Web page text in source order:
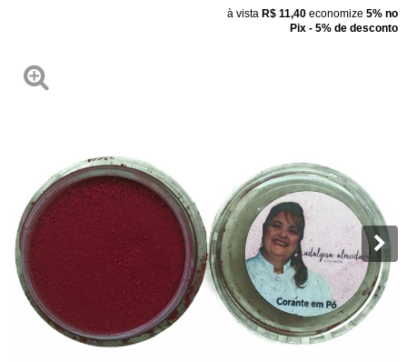
à vista R$ 11,40 economize 5% no
Pix - 5% de desconto